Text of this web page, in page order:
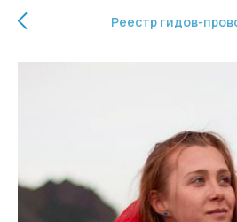
Реестр гидов-